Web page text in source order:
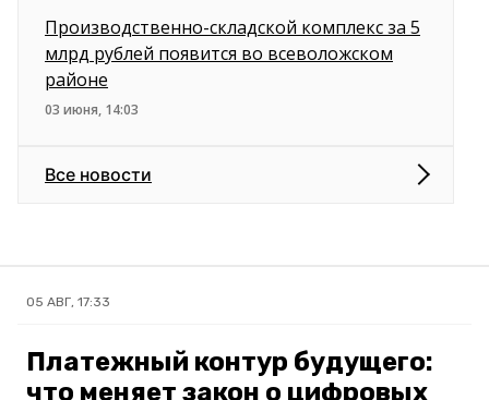
Производственно-складской комплекс за 5
млрд рублей появится во всеволожском
районе
03 июня, 14:03
Все новости
05 АВГ, 17:33
Платежный контур будущего:
что меняет закон о цифровых